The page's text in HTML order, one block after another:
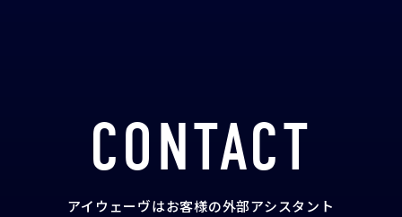
CONTACT
アイウェーヴはお客様の外部アシスタント